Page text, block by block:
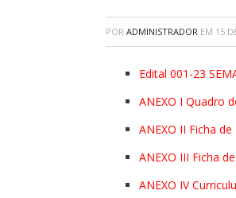
POR ADMINISTRADOR EM 15
Edital 001-23
ANEXO I Quadro
ANEXO II Ficha
ANEXO III Ficha
ANEXO IV